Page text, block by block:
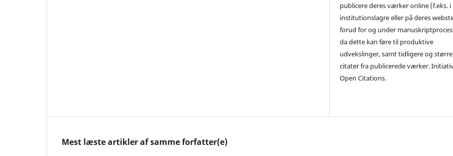
publicere deres værker online (f.eks. i
institutionslagre eller på deres
forud for og under
da dette kan føre til produktive
udvekslinger, samt tidligere og større
citater fra publicerede værker.
Open Citations.
Mest læste artikler af samme forfatter(e)